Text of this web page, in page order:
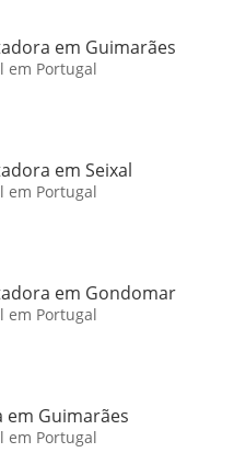
em Guimarães
em Portugal
em Seixal
em Portugal
em Gondomar
em Portugal
em Guimarães
em Portugal